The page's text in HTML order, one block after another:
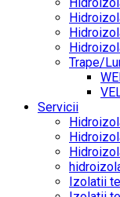
Trape/
Servicii
Izolatii